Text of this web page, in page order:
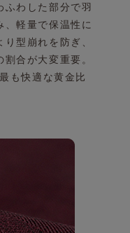
ふわした部分で羽
、軽量で保温性に
型崩れを防ぎ、
割合が大変重要。
最も快適な黄金比